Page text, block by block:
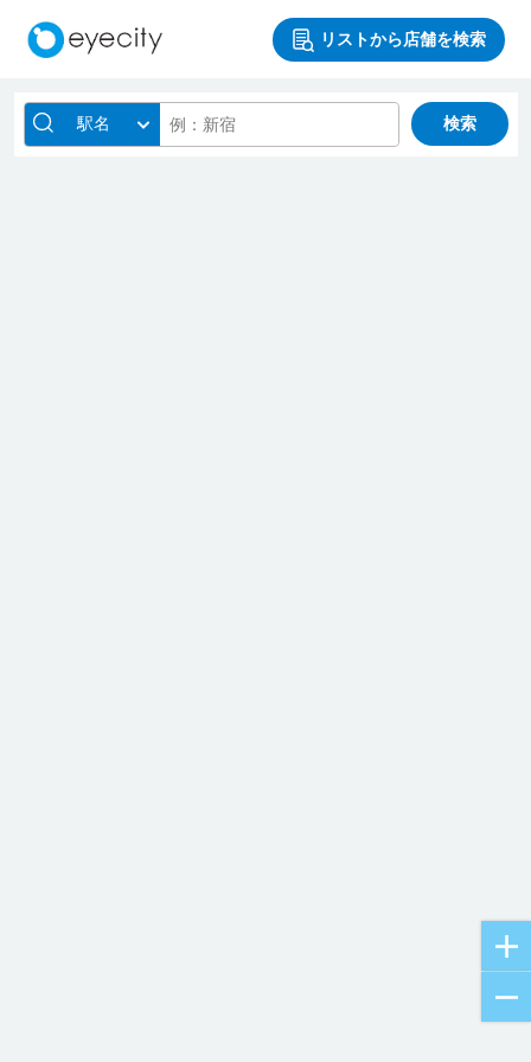
リストから店舗を検索
駅名 検索